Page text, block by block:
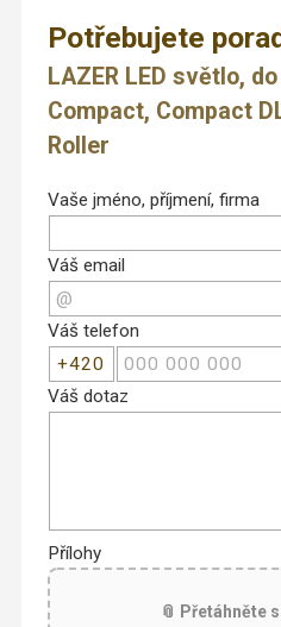
Potřebujete
LAZER LED světlo,
Compact, Compact
Roller
Vaše jméno, příjmení, firma
Váš email
Váš telefon
Váš dotaz
Přílohy
📎 Přetáhněte